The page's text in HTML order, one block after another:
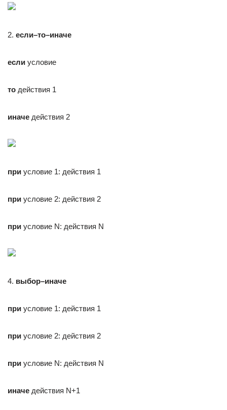
2. если–то–иначе
если условие
то действия 1
иначе действия 2
при условие 1: действия 1
при условие 2: действия 2
при условие N: действия N
4. выбор–иначе
при условие 1: действия 1
при условие 2: действия 2
при условие N: действия N
иначе действия N+1